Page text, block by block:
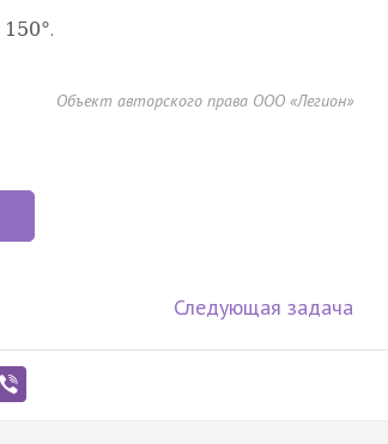
150°.
Объект авторского права ООО «Легион»
Следующая задача